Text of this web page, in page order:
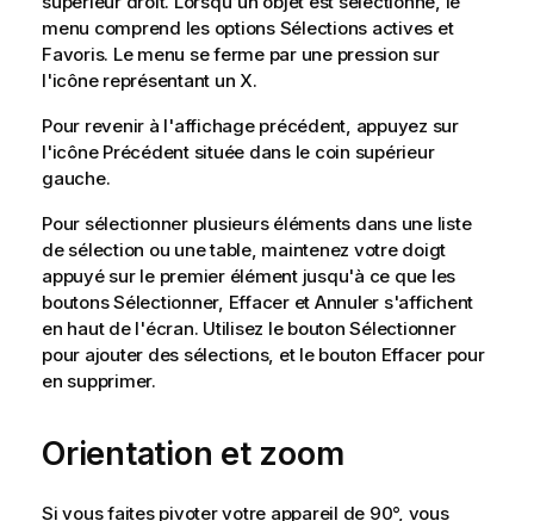
menu comprend les options Sélections actives et
Favoris. Le menu se ferme par une pression sur
l'icône représentant un X.
Pour revenir à l'affichage précédent, appuyez sur
l'icône Précédent située dans le coin supérieur
gauche.
Pour sélectionner plusieurs éléments dans une liste
de sélection ou une table, maintenez votre doigt
appuyé sur le premier élément jusqu'à ce que les
boutonsSélectionner, Effaceret Annuler s'affichent
en haut de l'écran. Utilisez le boutonSélectionner
pour ajouter des sélections, et le bouton Effacerpour
en supprimer.
Orientation et zoom
Si vous faites pivoter votre appareil de 90°, vous